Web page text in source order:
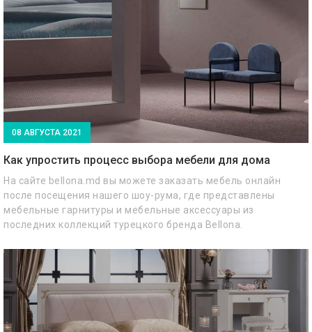
08 АВГУСТА 2021
Как упростить процесс выбора мебели для дома
На сайте bellona.md вы можете заказать мебель онлайн
после посещения нашего шоу-рума, где представлены
мебельные гарнитуры и мебельные аксессуары из
последних коллекций турецкого бренда Bellona.